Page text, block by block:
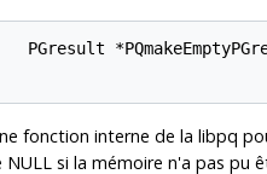
PGresult
fonction interne de la libpq
NULL si la mémoire n'a pas pu